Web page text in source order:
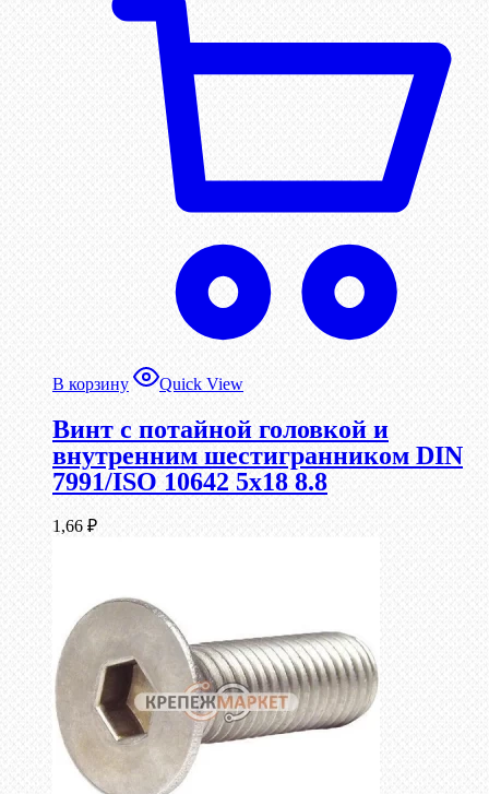
В корзину Quick View
Винт с потайной головкой и
внутренним шестигранником DIN
7991/ISO 10642 5х18 8.8
1,66 ₽